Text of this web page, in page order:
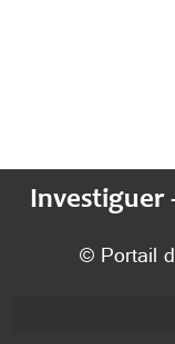
Investiguer
© Portail